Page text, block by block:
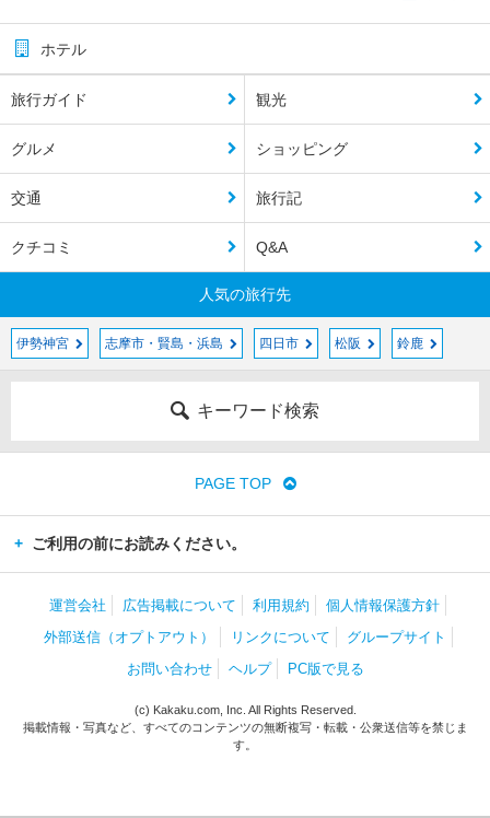
ホテル
旅行ガイド 観光
グルメ ショッピング
交通 旅行記
クチコミ Q&A
人気の旅行先
伊勢神宮 志摩市・賢島・浜島 四日市 松阪 鈴鹿
キーワード検索
PAGE TOP
ご利用の前にお読みください。
運営会社 広告掲載について 利用規約
個人情報保護方針
外部送信（オプトアウト）
リンクについて
グループサイト
お問い合わせ
ヘルプ PC版で見る
(c) Kakaku.com, Inc. All Rights Reserved.
掲載情報・写真など、すべてのコンテンツの無断複写・転載・公衆送信等を禁じま
す。